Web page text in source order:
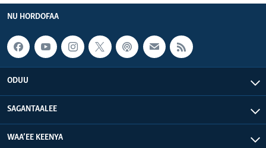
NU HORDOFAA
ODUU
SAGANTAALEE
WAA’EE KEENYA